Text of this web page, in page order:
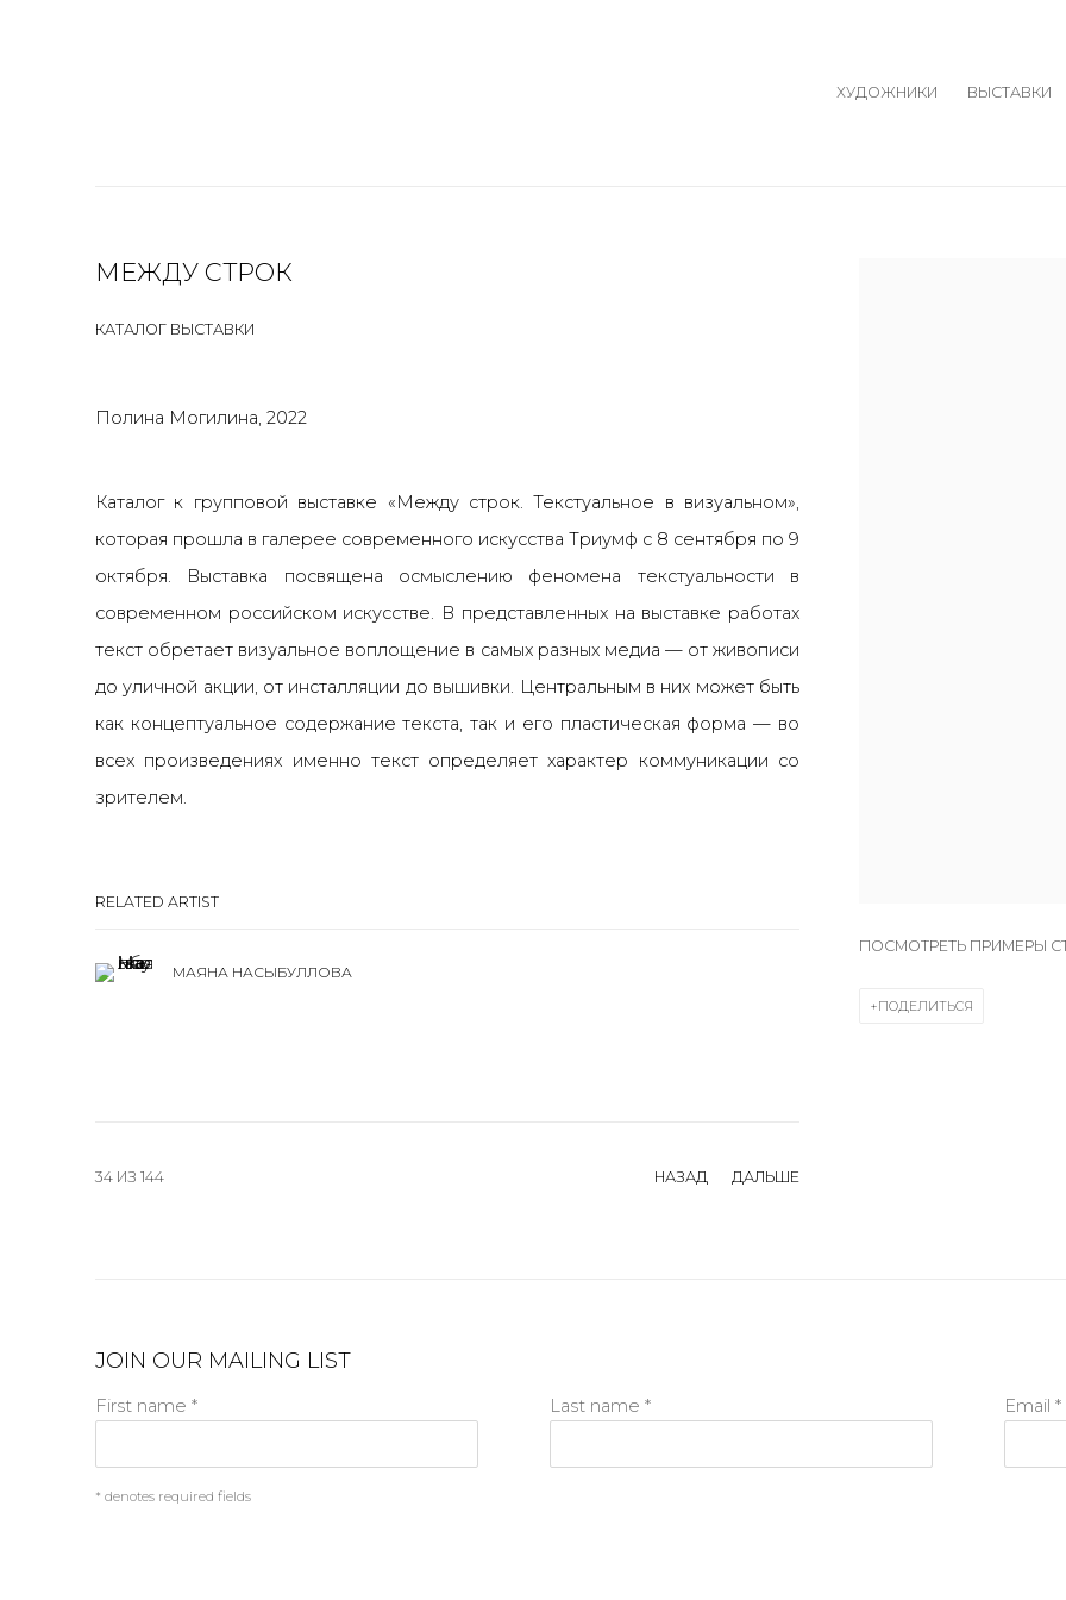
ХУДОЖНИКИ ВЫСТАВКИ
МЕЖДУ СТРОК
КАТАЛОГ ВЫСТАВКИ
ПОСМОТРЕТЬ ПРИМЕРЫ
ПОДЕЛИТЬСЯ
Полина Могилина, 2022
Каталог к групповой выставке «Между строк. Текстуальное в визуальном»,
которая прошла в галерее современного искусства Триумф с 8 сентября по 9
октября. Выставка посвящена осмыслению феномена текстуальности в
современном российском искусстве. В представленных на выставке работах
текст обретает визуальное воплощение в самых разных медиа — от живописи
до уличной акции, от инсталляции до вышивки. Центральным в них может быть
как концептуальное содержание текста, так и его пластическая форма — во
всех произведениях именно текст определяет характер коммуникации со
зрителем.
RELATED ARTIST
МАЯНА НАСЫБУЛЛОВА
НАЗАД ДАЛЬШЕ
34 ИЗ 144
JOIN OUR MAILING LIST
First name * Last name * Email *
* denotes required fields